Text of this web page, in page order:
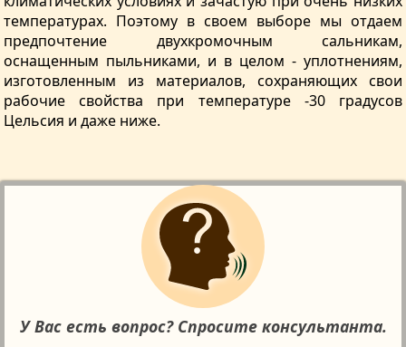
температурах. Поэтому в своем выборе мы отдаем
предпочтение двухкромочным сальникам,
оснащенным пыльниками, и в целом - уплотнениям,
изготовленным из материалов, сохраняющих свои
рабочие свойства при температуре -30 градусов
Цельсия и даже ниже.
У Вас есть вопрос? Спросите консультанта.